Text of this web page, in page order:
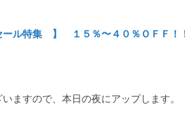
ル特集 】 １５％〜４０％ＯＦＦ！
ますので、本日の夜にアップします。